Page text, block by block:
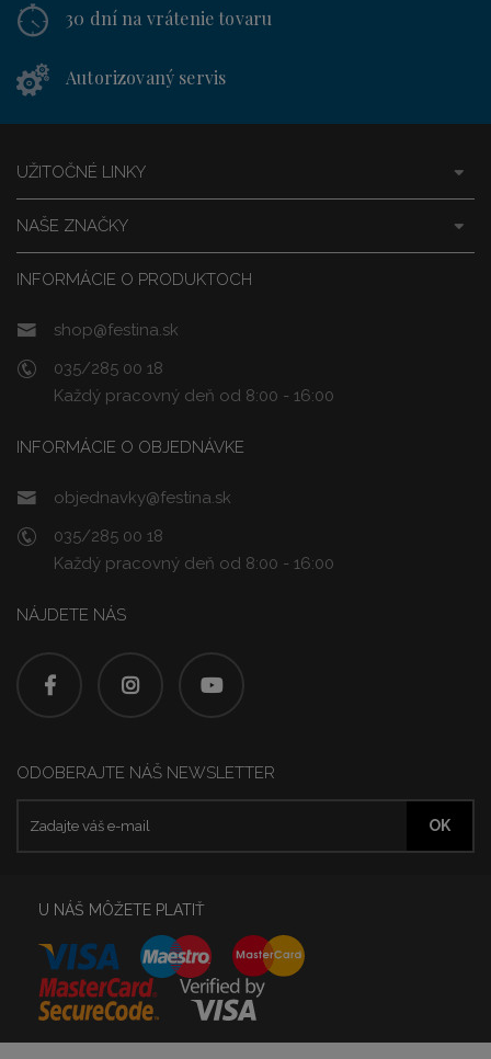
30 dní na vrátenie tovaru
Autorizovaný servis
INFORMÁCIE O PRODUKTOCH
shop@festina.sk
035/285 00 18
Každý pracovný deň od 8:00 - 16:00
INFORMÁCIE O OBJEDNÁVKE
objednavky@festina.sk
035/285 00 18
Každý pracovný deň od 8:00 - 16:00
NAŠE ZNAČKY
UŽITOČNÉ LINKY
NÁJDETE NÁS
ODOBERAJTE NÁŠ NEWSLETTER
U NÁŠ MÔŽETE PLATIŤ